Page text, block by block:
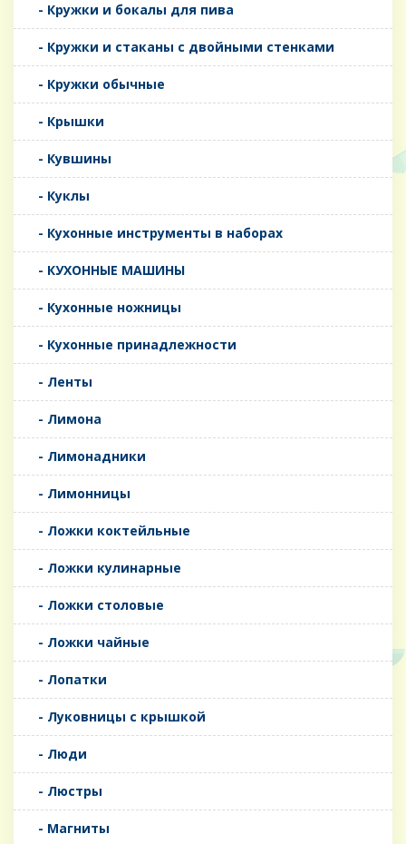
- Кружки и бокалы для пива
- Кружки и стаканы с двойными стенками
- Кружки обычные
- Крышки
- Кувшины
- Куклы
- Кухонные инструменты в наборах
- КУХОННЫЕ МАШИНЫ
- Кухонные ножницы
- Кухонные принадлежности
- Ленты
- Лимона
- Лимонадники
- Лимонницы
- Ложки коктейльные
- Ложки кулинарные
- Ложки столовые
- Ложки чайные
- Лопатки
- Луковницы с крышкой
- Люди
- Люстры
- Магниты